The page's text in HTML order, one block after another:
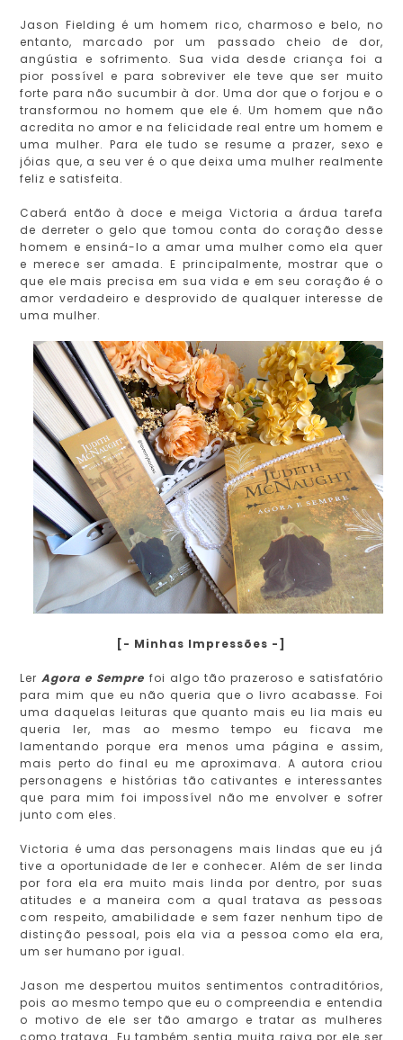
Jason Fielding é um homem rico, charmoso e belo, no
entanto, marcado por um passado cheio de dor,
angústia e sofrimento. Sua vida desde criança foi a
pior possível e para sobreviver ele teve que ser muito
forte para não sucumbir à dor. Uma dor que o forjou e o
transformou no homem que ele é. Um homem que não
acredita no amor e na felicidade real entre um homem e
uma mulher. Para ele tudo se resume a prazer, sexo e
jóias que, a seu ver é o que deixa uma mulher realmente
feliz e satisfeita.
Caberá então à doce e meiga Victoria a árdua tarefa
de derreter o gelo que tomou conta do coração desse
homem e ensiná-lo a amar uma mulher como ela quer
e merece ser amada. E principalmente, mostrar que o
que ele mais precisa em sua vida e em seu coração é o
amor verdadeiro e desprovido de qualquer interesse de
uma mulher.
[- Minhas Impressões -]
LerAgora e Sempre foi algo tão prazeroso e satisfatório
para mim que eu não queria que o livro acabasse. Foi
uma daquelas leituras que quanto mais eu lia mais eu
queria ler, mas ao mesmo tempo eu ficava me
lamentando porque era menos uma página e assim,
mais perto do final eu me aproximava. A autora criou
personagens e histórias tão cativantes e interessantes
que para mim foi impossível não me envolver e sofrer
junto com eles.
Victoria é uma das personagens mais lindas que eu já
tive a oportunidade de ler e conhecer. Além de ser linda
por fora ela era muito mais linda por dentro, por suas
atitudes e a maneira com a qual tratava as pessoas
com respeito, amabilidade e sem fazer nenhum tipo de
distinção pessoal, pois ela via a pessoa como ela era,
um ser humano por igual.
Jason me despertou muitos sentimentos contraditórios,
pois ao mesmo tempo que eu o compreendia e entendia
o motivo de ele ser tão amargo e tratar as mulheres
como tratava. Eu também sentia muita raiva por ele ser